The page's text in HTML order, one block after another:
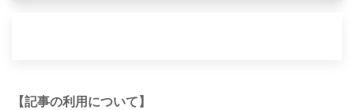
【記事の利用について】